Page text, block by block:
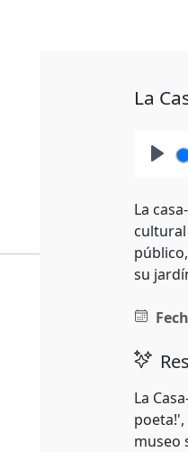
La
La
su
La
museo